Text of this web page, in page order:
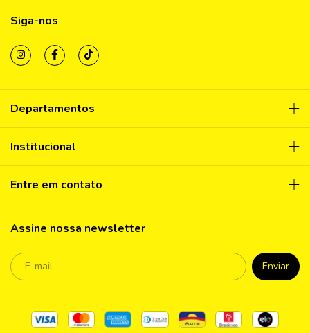
Siga-nos
Departamentos
Institucional
Entre em contato
Assine nossa newsletter